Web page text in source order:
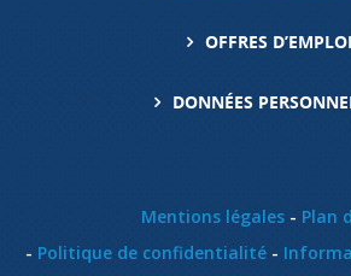
OFFRES D’EMPLOI
DONNÉES
Mentions légales
Plan
Politique de confidentialité